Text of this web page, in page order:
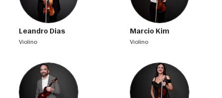
Leandro Dias
violino
Marcio Kim
violino